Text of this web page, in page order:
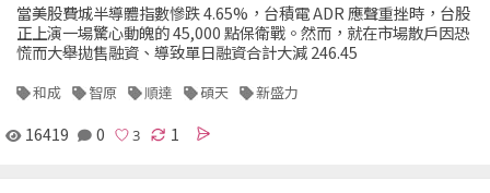
當美股費城半導體指數慘跌 4.65%，台積電 ADR 應聲重挫時，台股
正上演一場驚心動魄的 45,000 點保衛戰。然而，就在市場散戶因恐
慌而大舉拋售融資、導致單日融資合計大減 246.45
和成 智原 順達 碩天 新盛力
16419 0 1